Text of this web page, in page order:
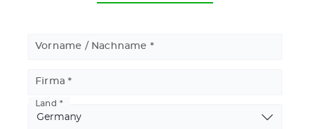
Vorname / Nachname
Firma
Address
Land